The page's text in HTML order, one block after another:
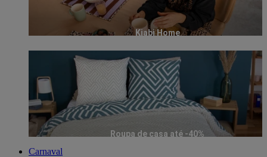
Kiabi Home
Roupa de casa até -40%
Carnaval